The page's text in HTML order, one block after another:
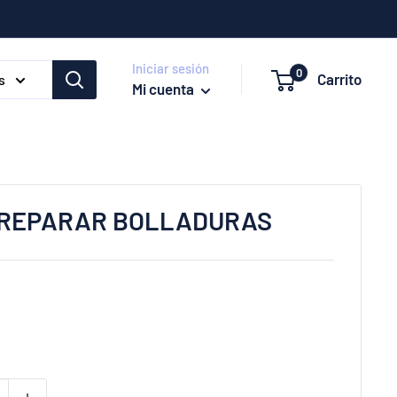
Iniciar sesión
Mi cuenta
0 Carrito
BOLLADURAS